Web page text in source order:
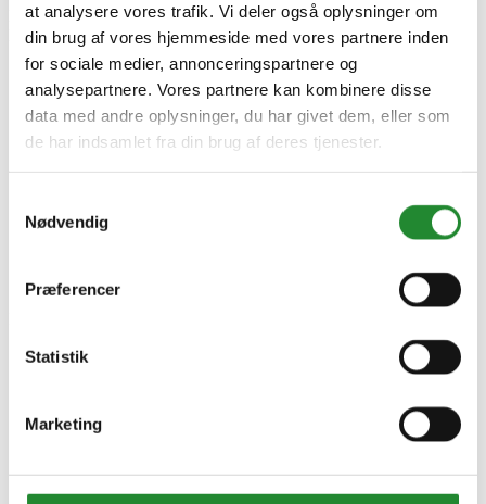
at analysere vores trafik. Vi deler også oplysninger om
din brug af vores hjemmeside med vores partnere inden
for sociale medier, annonceringspartnere og
analysepartnere. Vores partnere kan kombinere disse
data med andre oplysninger, du har givet dem, eller som
de har indsamlet fra din brug af deres tjenester.
Nødvendig
Præferencer
Statistik
Marketing
DKK 849,95 á 1,00 m2pr. m2
Denne vare har et minimumskøb af 50.
Handelsbetingelser
Cookie- og privatlivspolitik
Black Friday
Gavekort
Retur paller